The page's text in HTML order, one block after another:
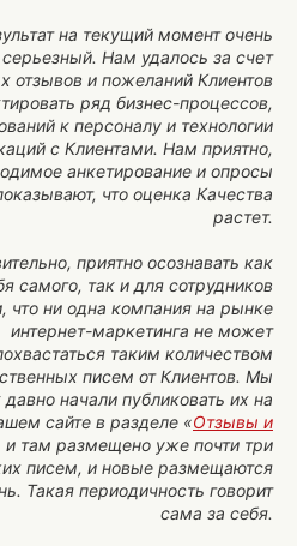
на текущий момент очень
серьезный. Нам удалось за счет
отзывов и пожеланий Клиентов
ряд бизнес-процессов,
к персоналу и технологии
с Клиентами. Нам приятно,
анкетирование и опросы
что оценка Качества
растет.
приятно осознавать как
самого, так и для сотрудников
что ни одна компания на рынке
интернет-маркетинга не может
таким количеством
писем от Клиентов. Мы
давно начали публиковать их на
сайте в разделе «Отзывы и
и там размещено уже почти три
писем, и новые размещаются
Такая периодичность говорит
сама за себя.